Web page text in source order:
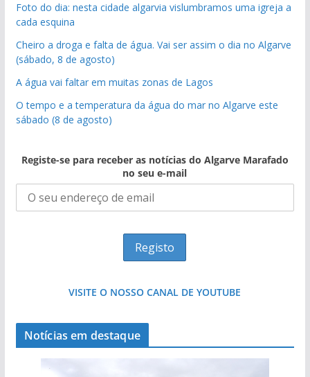
Foto do dia: nesta cidade algarvia vislumbramos uma igreja a
cada esquina
Cheiro a droga e falta de água. Vai ser assim o dia no Algarve
(sábado, 8 de agosto)
A água vai faltar em muitas zonas de Lagos
O tempo e a temperatura da água do mar no Algarve este
sábado (8 de agosto)
Registe-se para receber as notícias do Algarve Marafado
no seu e-mail
VISITE O NOSSO CANAL DE YOUTUBE
Notícias em destaque